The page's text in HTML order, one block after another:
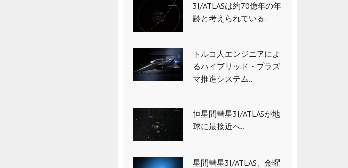
3I/ATLASは約70億年の年
齢と考えられている..
トルコ人エンジニアによ
るハイブリッド・プラズ
マ推進システム..
恒星間彗星3I/ATLASが地
球に最接近へ..
星間彗星3I/ATLAS、金曜